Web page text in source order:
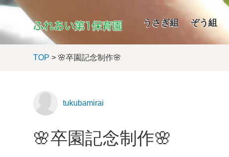
うさぎ組 ぞう組
TOP > 🌸卒園記念制作🌸
tukubamirai
🌸卒園記念制作🌸